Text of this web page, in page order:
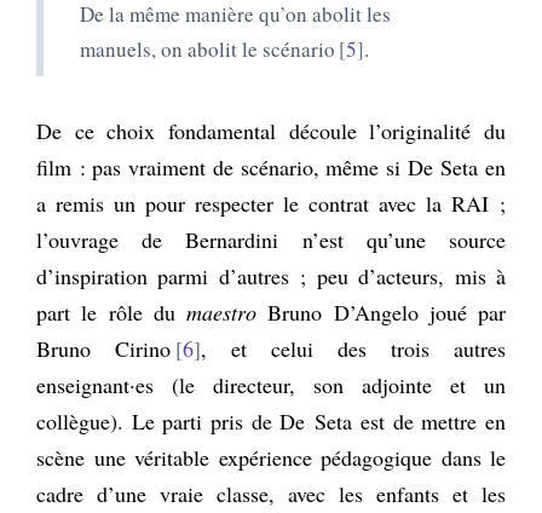
De la même manière qu’on abolit les
manuels, on abolit le scénario 5 .
De ce choix fondamental découle l’originalité du
film : pas vraiment de scénario, même si De Seta en
a remis un pour respecter le contrat avec la RAI ;
l’ouvrage de Bernardini n’est qu’une source
d’inspiration parmi d’autres ; peu d’acteurs, mis à
part le rôle du maestro Bruno D’Angelo joué par
Bruno Cirino 6 , et celui des trois autres
enseignant·es (le directeur, son adjointe et un
collègue). Le parti pris de De Seta est de mettre en
scène une véritable expérience pédagogique dans le
cadre d’une vraie classe, avec les enfants et les